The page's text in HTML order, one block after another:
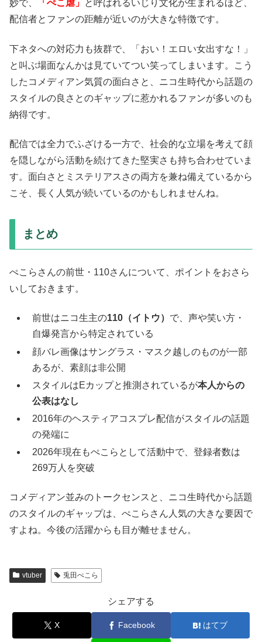
妙で、
「ぺこ虐」 と呼ばれるいじり文化が生まれるほど、
配信者とファンの距離が近いのが大きな特徴です。
下ネタへの対応力も抜群で、「おい！エロい女出すな！」
と叫ぶ場面なんかは見ていてつい笑ってしまいます。こう
したコメディアン気質の面白さと、ニコ生時代から話題の
スタイルの良さとのギャップに惹かれるファンが多いのも
納得です。
配信では全力でふざける一方で、社会的な立場を考えて顔
を隠しながら活動を続けてきた堅実さも持ち合わせていま
す。面白さとミステリアスさの両方を兼ね備えているから
こそ、長く人気が続いているのかもしれませんね。
まとめ
ぺこらさんの前世・110さんについて、ポイントをおさら
いしておきます。
前世はニコ生主の110（イトウ） で、声や笑い方・
自爆発言から特定されている
顔バレ画像はサングラス・マスク越しのものが一部
あるが、素顔は非公開
スタイルはEカップと推測されているが本人からの
公表はなし
2016年のヘスティアコスプレ配信がスタイルの話題
の発端に
2026年現在もぺこらとして活動中で、登録者数は
269万人を突破
コメディアン並みのトークセンスと、ニコ生時代から話題
のスタイルのギャップは、ぺこらさん人気の大きな要因で
すよね。今後の活躍からも目が離せません。
vtuber 兎田ぺこら
シェアする
X Facebook はてブ